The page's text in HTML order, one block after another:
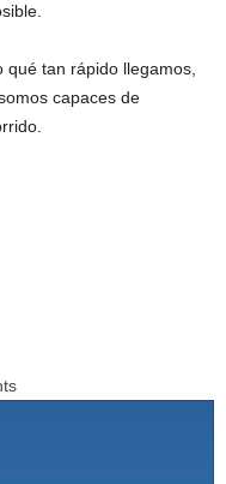
tan rápido llegamos,
capaces de